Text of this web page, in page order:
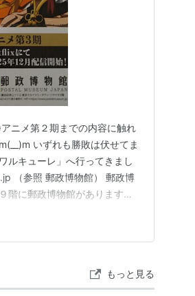
ニメ第２期までの内容に触れ
いずれも勝敗は伏せてま
ルキューレ」へ行ってきまし
（参照 郵政博物館） 郵政博
階に郵政博物館があります。
んまりしていますが、入場
もっと見る